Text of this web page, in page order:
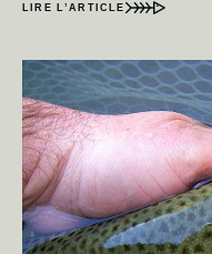
LIRE L’ARTICLE